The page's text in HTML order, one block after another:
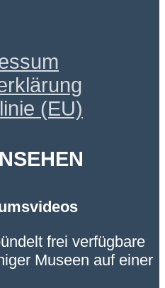
(EU)
frei verfügbare
Museen auf einer